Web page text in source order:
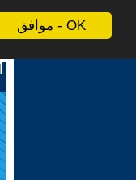
موافق - OK